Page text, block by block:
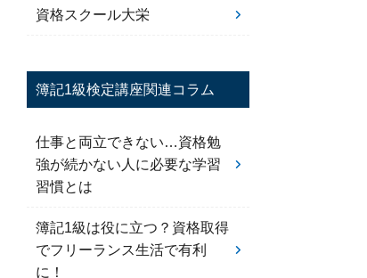
資格スクール大栄
簿記1級検定講座関連コラム
仕事と両立できない…資格勉
強が続かない人に必要な学習
習慣とは
簿記1級は役に立つ？資格取得
でフリーランス生活で有利
に！